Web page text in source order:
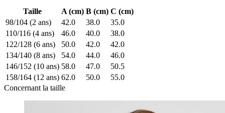
Taille A (cm) B (cm) C (cm)
98/104 (2 ans)
42.0 38.0
35.0
110/116 (4 ans)
46.0 40.0
38.0
122/128 (6 ans)
50.0 42.0
42.0
134/140 (8 ans)
54.0 44.0
46.0
146/152 (10 ans) 58.0 47.0
50.5
158/164 (12 ans) 62.0 50.0
55.0
Concernant la taille